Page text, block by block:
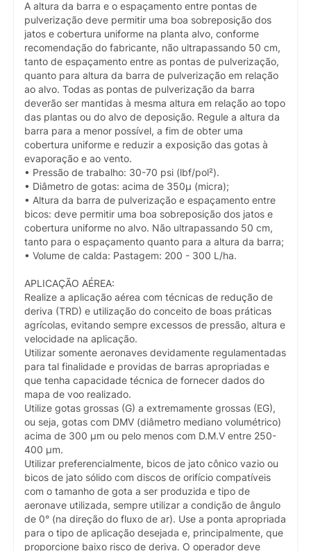
A altura da barra e o espaçamento entre pontas de
pulverização deve permitir uma boa sobreposição dos
jatos e cobertura uniforme na planta alvo, conforme
recomendação do fabricante, não ultrapassando 50 cm,
tanto de espaçamento entre as pontas de pulverização,
quanto para altura da barra de pulverização em relação
ao alvo. Todas as pontas de pulverização da barra
deverão ser mantidas à mesma altura em relação ao topo
das plantas ou do alvo de deposição. Regule a altura da
barra para a menor possível, a fim de obter uma
cobertura uniforme e reduzir a exposição das gotas à
evaporação e ao vento.
• Pressão de trabalho: 30-70 psi (lbf/pol²).
• Diâmetro de gotas: acima de 350µ (micra);
• Altura da barra de pulverização e espaçamento entre
bicos: deve permitir uma boa sobreposição dos jatos e
cobertura uniforme no alvo. Não ultrapassando 50 cm,
tanto para o espaçamento quanto para a altura da barra;
• Volume de calda: Pastagem: 200 - 300 L/ha.
APLICAÇÃO AÉREA:
Realize a aplicação aérea com técnicas de redução de
deriva (TRD) e utilização do conceito de boas práticas
agrícolas, evitando sempre excessos de pressão, altura e
velocidade na aplicação.
Utilizar somente aeronaves devidamente regulamentadas
para tal finalidade e providas de barras apropriadas e
que tenha capacidade técnica de fornecer dados do
mapa de voo realizado.
Utilize gotas grossas (G) a extremamente grossas (EG),
ou seja, gotas com DMV (diâmetro mediano volumétrico)
acima de 300 µm ou pelo menos com D.M.V entre 250-
400 µm.
Utilizar preferencialmente, bicos de jato cônico vazio ou
bicos de jato sólido com discos de orifício compatíveis
com o tamanho de gota a ser produzida e tipo de
aeronave utilizada, sempre utilizar a condição de ângulo
de 0° (na direção do fluxo de ar). Use a ponta apropriada
para o tipo de aplicação desejada e, principalmente, que
proporcione baixo risco de deriva. O operador deve